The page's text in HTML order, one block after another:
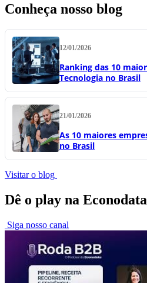
Conheça nosso blog
12/01/2026
Ranking das 10
Tecnologia no Brasil
21/01/2026
As 10 maiores
no Brasil
Visitar o blog
Dê o play na Econodata
Siga nosso canal